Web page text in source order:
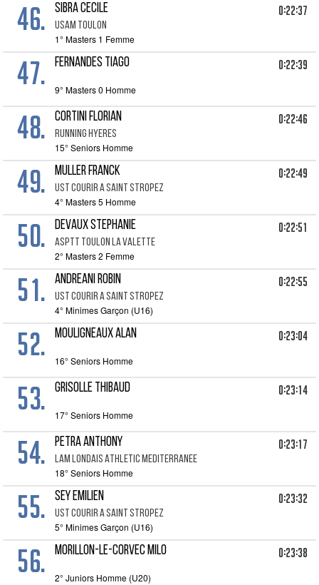
46. SIBRA CECILE
USAM TOULON
0:22:37
1° Masters 1 Femme
47. FERNANDES TIAGO 0:22:39
9° Masters 0 Homme
48. CORTINI FLORIAN
RUNNING HYERES
0:22:46
15° Seniors Homme
49. MULLER FRANCK
UST COURIR A SAINT STROPEZ
0:22:49
4° Masters 5 Homme
50. DEVAUX STEPHANIE
ASPTT TOULON LA VALETTE
0:22:51
2° Masters 2 Femme
51. ANDREANI ROBIN
UST COURIR A SAINT STROPEZ
0:22:55
4° Minimes Garçon (U16)
52. MOULIGNEAUX ALAN 0:23:04
16° Seniors Homme
53. GRISOLLE THIBAUD 0:23:14
17° Seniors Homme
54. PETRA ANTHONY
LAM LONDAIS ATHLETIC MEDITERRANEE
0:23:17
18° Seniors Homme
55. SEY EMILIEN
UST COURIR A SAINT STROPEZ
0:23:32
5° Minimes Garçon (U16)
56. MORILLON-LE-CORVEC MILO 0:23:38
2° Juniors Homme (U20)